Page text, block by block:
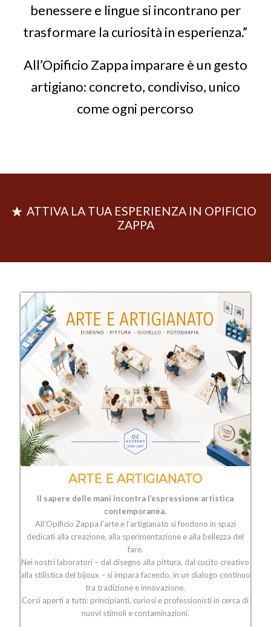
benessere e lingue si incontrano per
trasformare la curiosità in esperienza.”
All’Opificio Zappa imparare è un gesto
artigiano: concreto, condiviso, unico
come ogni percorso
ATTIVA LA TUA ESPERIENZA IN OPIFICIO
ZAPPA
ARTE E ARTIGIANATO
Il sapere delle mani incontra l’espressione artistica
contemporanea.
All’Opificio Zappa l’arte e l’artigianato si fondono in spazi
dedicati alla creazione, alla sperimentazione e alla bellezza del
fare.
Nei nostri laboratori – dal disegno alla pittura, dal cucito creativo
alla stilistica del bijoux – si impara facendo, in un dialogo continuo
tra tradizione e innovazione.
Corsi aperti a tutti: principianti, curiosi e professionisti in cerca di
nuovi stimoli e contaminazioni.